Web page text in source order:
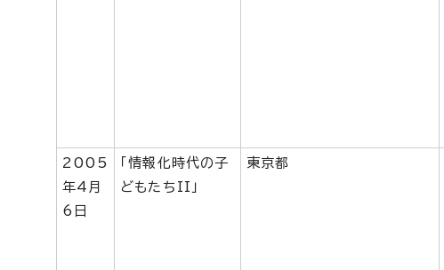
2005
年4月
6日
「情報化時代の子
どもたちII」
東京都